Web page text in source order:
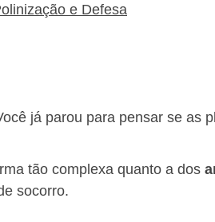
e Defesa
já parou para pensar se as
tão complexa quanto a dos
socorro.